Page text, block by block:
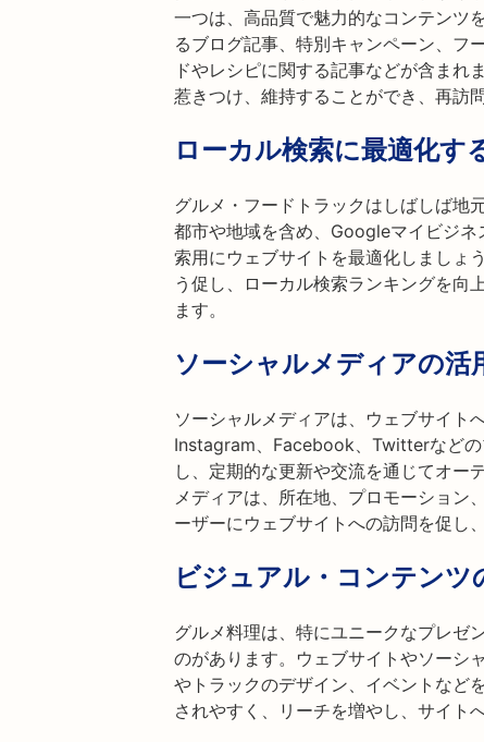
一つは、高品質で魅力的なコンテンツ
るブログ記事、特別キャンペーン、フ
ドやレシピに関する記事などが含まれ
惹きつけ、維持することができ、再訪
ローカル検索に最適化す
グルメ・フードトラックはしばしば地
都市や地域を含め、Googleマイビジ
索用にウェブサイトを最適化しましょ
う促し、ローカル検索ランキングを向
ます。
ソーシャルメディアの活
ソーシャルメディアは、ウェブサイト
Instagram、Facebook、Twitterなど
し、定期的な更新や交流を通じてオー
メディアは、所在地、プロモーション
ーザーにウェブサイトへの訪問を促し
ビジュアル・コンテンツ
グルメ料理は、特にユニークなプレゼ
のがあります。ウェブサイトやソーシ
やトラックのデザイン、イベントなど
されやすく、リーチを増やし、サイト